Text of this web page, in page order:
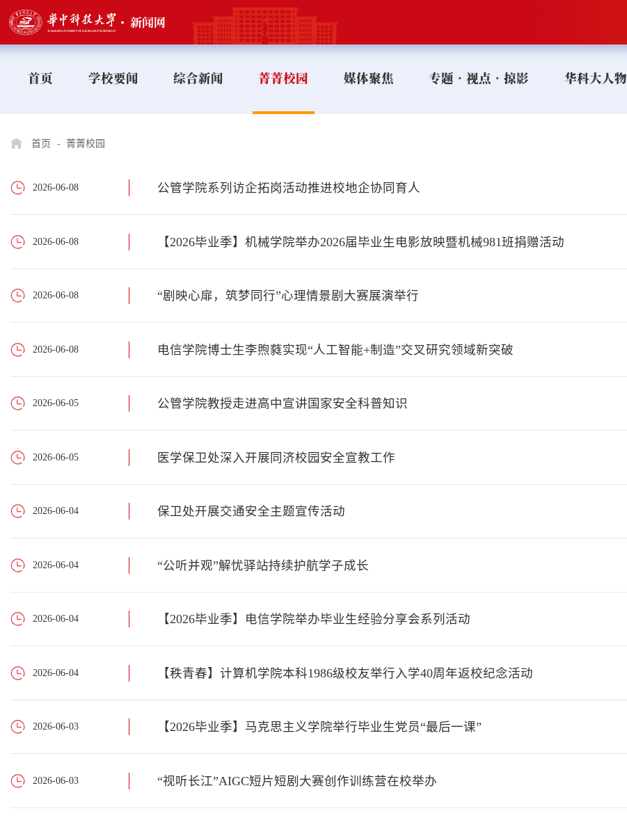
首页 学校要闻 综合新闻 菁菁校园 媒体聚焦 专题•视点•掠影 华科大人物
首页 - 菁菁校园
2026-06-08 公管学院系列访企拓岗活动推进校地企协同育人
2026-06-08 【2026毕业季】机械学院举办2026届毕业生电影放映暨机械981班捐赠活动
2026-06-08 “剧映心扉，筑梦同行”心理情景剧大赛展演举行
2026-06-08 电信学院博士生李煦蕤实现“人工智能+制造”交叉研究领域新突破
2026-06-05 公管学院教授走进高中宣讲国家安全科普知识
2026-06-05 医学保卫处深入开展同济校园安全宣教工作
2026-06-04 保卫处开展交通安全主题宣传活动
2026-06-04 “公听并观”解忧驿站持续护航学子成长
2026-06-04 【2026毕业季】电信学院举办毕业生经验分享会系列活动
2026-06-04 【秩青春】计算机学院本科1986级校友举行入学40周年返校纪念活动
2026-06-03 【2026毕业季】马克思主义学院举行毕业生党员“最后一课”
2026-06-03 “视听长江”AIGC短片短剧大赛创作训练营在校举办